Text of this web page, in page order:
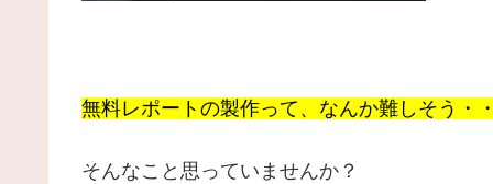
無料レポートの製作って、なんか難しそう・
そんなこと思っていませんか？